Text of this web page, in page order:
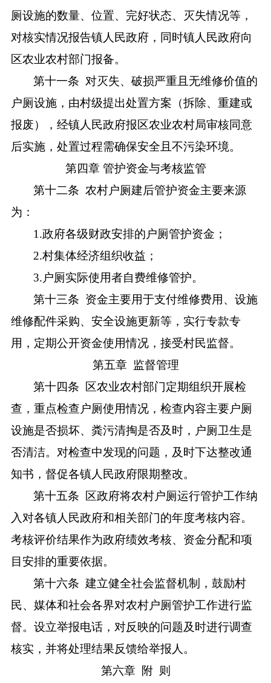
厕设施的数量、位置、完好状态、灭失情况等，
对核实情况报告镇人民政府，同时镇人民政府向
区农业农村部门报备。
第十一条 对灭失、破损严重且无维修价值的
户厕设施，由村级提出处置方案（拆除、重建或
报废），经镇人民政府报区农业农村局审核同意
后实施，处置过程需确保安全且不污染环境。
第四章管护资金与考核监管
第十二条 农村户厕建后管护资金主要来源
为：
1.政府各级财政安排的户厕管护资金；
2.村集体经济组织收益；
3.户厕实际使用者自费维修管护。
第十三条 资金主要用于支付维修费用、设施
维修配件采购、安全设施更新等，实行专款专
用，定期公开资金使用情况，接受村民监督。
第五章 监督管理
第十四条
区农业农村部门定期组织开展检
查，重点检查户厕使用情况，检查内容主要户厕
设施是否损坏、粪污清掏是否及时，户厕卫生是
否清洁。对检查中发现的问题，及时下达整改通
知书，督促各镇人民政府限期整改。
第十五条
区政府将农村户厕运行管护工作纳
入对各镇人民政府和相关部门的年度考核内容。
考核评价结果作为政府绩效考核、资金分配和项
目安排的重要依据。
第十六条 建立健全社会监督机制，鼓励村
民、媒体和社会各界对农村户厕管护工作进行监
督。设立举报电话，对反映的问题及时进行调查
核实，并将处理结果反馈给举报人。
第六章 附则